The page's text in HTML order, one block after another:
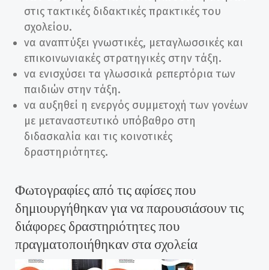
στις τακτικές διδακτικές πρακτικές του
σχολείου.
να αναπτύξει γνωστικές, μεταγλωσσικές και
επικοινωνιακές στρατηγικές στην τάξη.
να ενισχύσει τα γλωσσικά ρεπερτόρια των
παιδιών στην τάξη.
να αυξηθεί η ενεργός συμμετοχή των γονέων
με μεταναστευτικό υπόβαθρο στη
διδασκαλία και τις κοινοτικές
δραστηριότητες.
Φωτογραφίες από τις αφίσες που
δημιουργήθηκαν για να παρουσιάσουν τις
διάφορες δραστηριότητες που
πραγματοποιήθηκαν στα σχολεία